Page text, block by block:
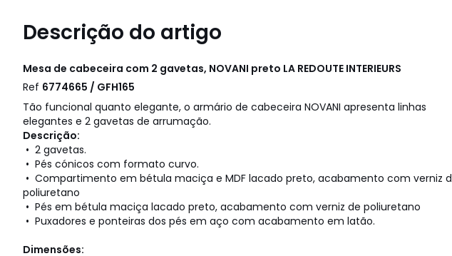
Descrição do artigo
Mesa de cabeceira com 2 gavetas, NOVANI preto LA REDOUTE INTERIEURS
Ref 6774665 / GFH165
Tão funcional quanto elegante, o armário de cabeceira NOVANI apresenta linhas
elegantes e 2 gavetas de arrumação.
Descrição:
• 2 gavetas.
• Pés cónicos com formato curvo.
• Compartimento em bétula maciça e MDF lacado preto, acabamento com verniz
poliuretano
• Pés em bétula maciça lacado preto, acabamento com verniz de poliuretano
• Puxadores e ponteiras dos pés em aço com acabamento em latão.
Dimensões: